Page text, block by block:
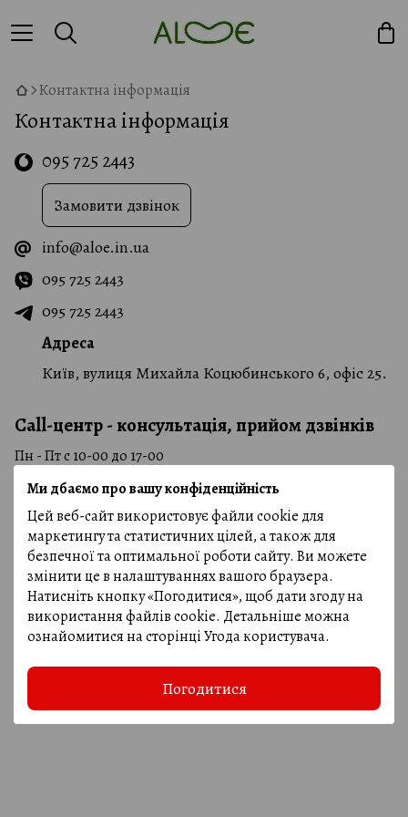
Ми дбаємо про вашу конфіденційність
Цей веб-сайт використовує файли cookie для
маркетингу та статистичних цілей, а також для
безпечної та оптимальної роботи сайту. Ви можете
змінити це в налаштуваннях вашого браузера.
Натисніть кнопку «Погодитися», щоб дати згоду на
використання файлів cookie. Детальніше можна
ознайомитися на сторінціУгода користувача.
Погодитися
Контактна інформація
Контактна інформація
095 725 2443
Замовити дзвінок
info@aloe.in.ua
095 725 2443
095 725 2443
Адреса
Київ, вулиця Михайла Коцюбинського 6, офіс 25.
Call-центр - консультація, прийом дзвінків
Пн - Пт с 10-00 до 17-00
Сб. с 10-00 до 15-00
Нд: вихідний
Прийом замовлень через кошик
Прийом замовлень онлайн - цілодобово